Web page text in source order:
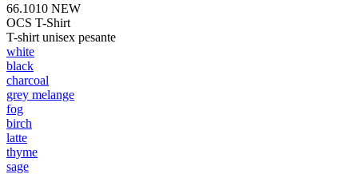
66.1010 NEW
OCS T-Shirt
T-shirt unisex pesante
white
black
charcoal
grey melange
fog
birch
latte
thyme
sage